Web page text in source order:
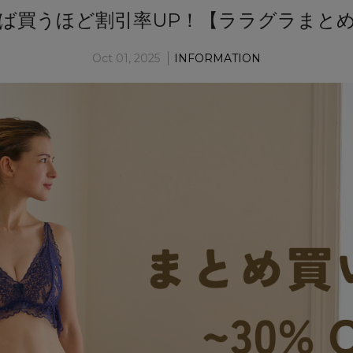
買うほど割引率UP！【ララグラまと
Oct 01, 2025 INFORMATION